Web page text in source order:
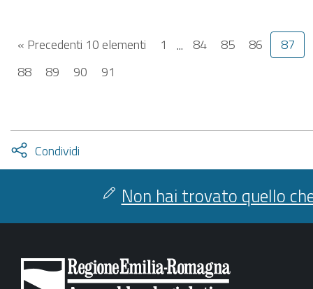
« Precedenti 10 elementi 1 ... 84 85 86
87
88
89 90 91
Condividi
facebook
twitter
Attiva
condividi
Non hai trovato quello